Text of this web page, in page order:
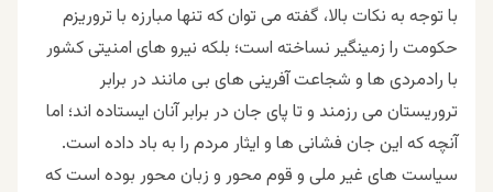
با توجه به نکات بالا، گفته می توان که تنها مبارزه با تروریزم
حکومت را زمینگیر نساخته است؛ بلکه نیرو های امنیتی کشور
با رادمردی ها و شجاعت آفرینی های بی مانند در برابر
تروریستان می رزمند و تا پای جان در برابر آنان ایستاده اند؛ اما
آنچه که این جان فشانی ها و ایثار مردم را به باد داده است.
سیاست های غیر ملی و قوم محور و زبان محور بوده است که